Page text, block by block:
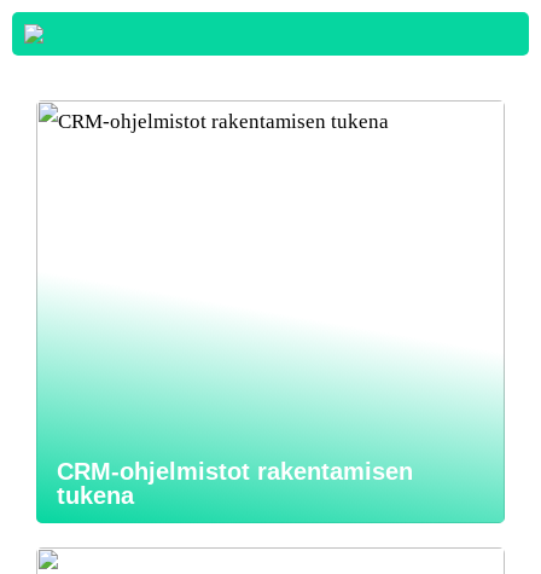
CRM-ohjelmistot rakentamisen
tukena